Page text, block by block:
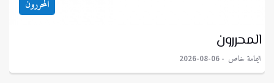
المحررون
المحررون
اليمامة خاص 2026-08-06